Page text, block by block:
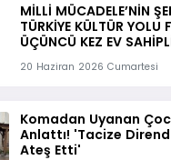
MİLLİ MÜCADELE’NİN
TÜRKİYE KÜLTÜR YOLU
ÜÇÜNCÜ KEZ EV
20 Haziran 2026 Cumartesi
Komadan Uyanan
Anlattı! 'Tacize
Ateş Etti'